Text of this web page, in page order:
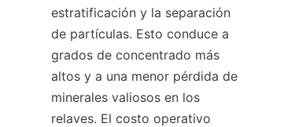
estratificación y la separación
de partículas. Esto conduce a
grados de concentrado más
altos y a una menor pérdida de
minerales valiosos en los
relaves. El costo operativo